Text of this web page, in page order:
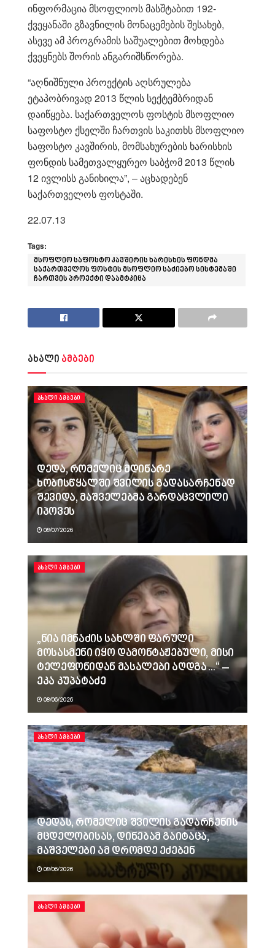
ინფორმაცია მსოფლიოს მასშტაბით 192-
ქვეყანაში გზავნილის მონაცემების შესახებ,
ასევე ამ პროგრამის საშუალებით მოხდება
ქვეყნებს შორის ანგარიშსწორება.
“აღნიშნული პროექტის აღსრულება
ეტაპობრივად 2013 წლის სექტემბრიდან
დაიწყება. საქართველოს ფოსტის მსოფლიო
საფოსტო ქსელში ჩართვის საკითხს მსოფლიო
საფოსტო კავშირის, მომსახურების ხარისხის
ფონდის სამეთვალყურეო საბჭომ 2013 წლის
12 ივლისს განიხილა”, – აცხადებენ
საქართველოს ფოსტაში.
22.07.13
Tags:
მსოფლიო საფოსტო კავშირის ხარისხის ფონდმა
საქართველოს ფოსტის მსოფლიო საძიებო სისტემაში
ჩართვის პროექტი დაამტკიცა
ახალი ამბები
ᲐᲮᲐᲚᲘ ᲐᲛᲑᲔᲑᲘ
დედა, რომელიც მდინარე
ხობისწყალში შვილის გადასარჩენად
შევიდა, მაშველებმა გარდაცვლილი
იპოვეს
08/07/2026
ᲐᲮᲐᲚᲘ ᲐᲛᲑᲔᲑᲘ
„ნია იმნაძის სახლში ფარული
მოსასმენი იყო დამონტაჟებული, მისი
ტელეფონიდან მასალები აღდგა…“ –
ეკა კუპატაძე
08/06/2026
ᲐᲮᲐᲚᲘ ᲐᲛᲑᲔᲑᲘ
დედას, რომელიც შვილის გადარჩენის
მცდელობისას, დინებამ გაიტაცა,
მაშველები ამ დრომდე ეძებენ
08/06/2026
ᲐᲮᲐᲚᲘ ᲐᲛᲑᲔᲑᲘ